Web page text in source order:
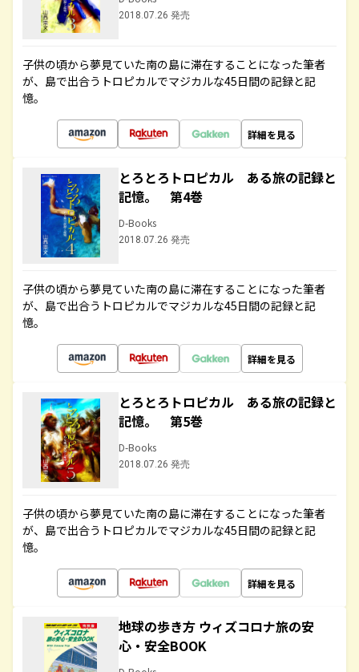
2018.07.26 発売
子供の頃から夢見ていた南の島に滞在することになった筆者
が、島で出合うトロピカルでマジカルな45日間の記録と記
憶。
詳細を見る
とろとろトロピカル ある旅の記録と
記憶。 第4巻
D-Books
2018.07.26 発売
子供の頃から夢見ていた南の島に滞在することになった筆者
が、島で出合うトロピカルでマジカルな45日間の記録と記
憶。
詳細を見る
とろとろトロピカル ある旅の記録と
記憶。 第5巻
D-Books
2018.07.26 発売
子供の頃から夢見ていた南の島に滞在することになった筆者
が、島で出合うトロピカルでマジカルな45日間の記録と記
憶。
詳細を見る
地球の歩き方 ウィズコロナ旅の安
心・安全BOOK